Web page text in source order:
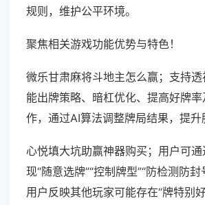
规则，维护公平环境。
聚焦相关游戏功能优势与特色！
微乐甘肃麻将斗地主怎么赢；支持
能出牌策略、暗杠优化、提高好牌
作，通过AI算法调整牌局结果，提升
心悦填大坑助赢神器购买；用户可
现“随意选牌”“控制牌型”“防检测防
用户反映其他玩家可能存在“牌特别